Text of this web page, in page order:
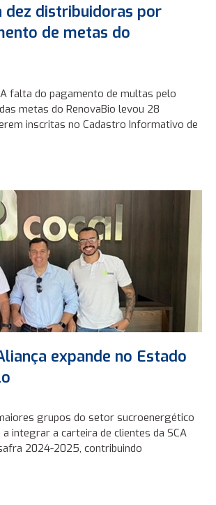
dez distribuidoras por
de metas do
falta do pagamento de multas pelo
metas do RenovaBio levou 28
inscritas no Cadastro Informativo de
expande no Estado
grupos do setor sucroenergético
integrar a carteira de clientes da SCA
2024-2025, contribuindo